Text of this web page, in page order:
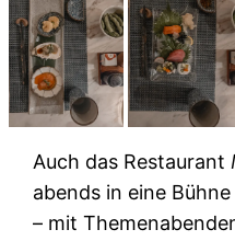
Auch das Restaurant
abends in eine
– mit